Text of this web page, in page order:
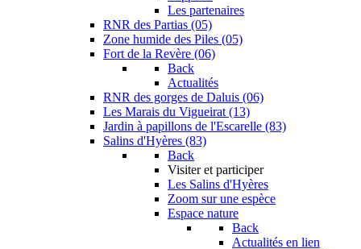
Les partenaires
RNR des Partias (05)
Zone humide des Piles (05)
Fort de la Revère (06)
Back
Actualités
RNR des gorges de Daluis (06)
Les Marais du Vigueirat (13)
Jardin à papillons de l'Escarelle (83)
Salins d'Hyères (83)
Back
Visiter et participer
Les Salins d'Hyères
Zoom sur une espèce
Espace nature
Back
Actualités en lien